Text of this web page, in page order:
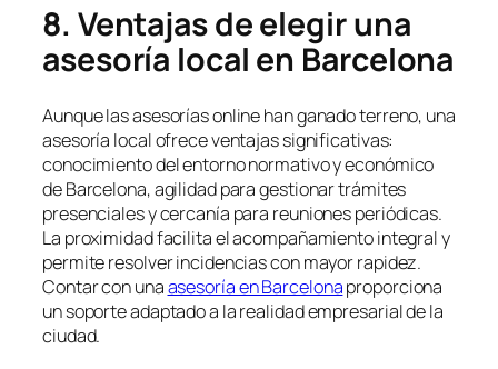
8. Ventajas de elegir una
asesoría local en Barcelona
Aunque las asesorías online han ganado terreno, una
asesoría local ofrece ventajas significativas:
conocimiento del entorno normativo y económico
de Barcelona, agilidad para gestionar trámites
presenciales y cercanía para reuniones periódicas.
La proximidad facilita el acompañamiento integral y
permite resolver incidencias con mayor rapidez.
Contar con unaasesoría en Barcelonaproporciona
un soporte adaptado a la realidad empresarial de la
ciudad.